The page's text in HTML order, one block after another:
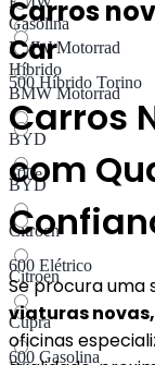
BMW Motorrad
BMW Motorrad
BYD
BYD
Citroen
Citroen
Cupra
500 Híbrido Torino
500e
600 Elétrico
600 Gasolina
Gasolina
Híbrido
Carros
Car
Carros
com
Se procura uma
viaturas
oficinas